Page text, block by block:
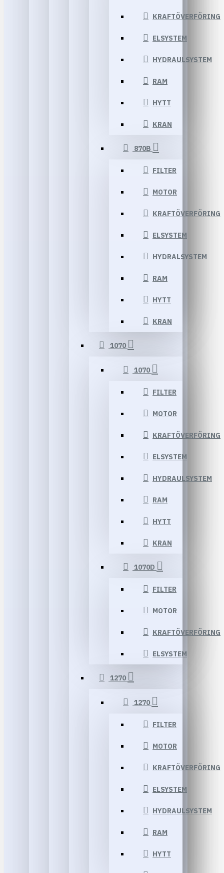
KRAFTÖVERFÖRING
ELSYSTEM
HYDRAULSYSTEM
RAM
HYTT
KRAN
870B
FILTER
MOTOR
KRAFTÖVERFÖRING
ELSYSTEM
HYDRALSYSTEM
RAM
HYTT
KRAN
1070
1070
FILTER
MOTOR
KRAFTÖVERFÖRING
ELSYSTEM
HYDRAULSYSTEM
RAM
HYTT
KRAN
1070D
FILTER
MOTOR
KRAFTÖVERFÖRING
ELSYSTEM
1270
1270
FILTER
MOTOR
KRAFTÖVERFÖRING
ELSYSTEM
HYDRAULSYSTEM
RAM
HYTT